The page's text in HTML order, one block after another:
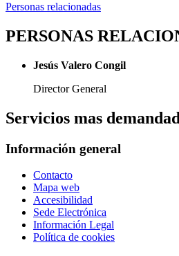
Personas relacionadas
PERSONAS
Jesús Valero Congil
Director General
Servicios mas
Información general
Contacto
Mapa web
Accesibilidad
Sede Electrónica
Información Legal
Política de cookies